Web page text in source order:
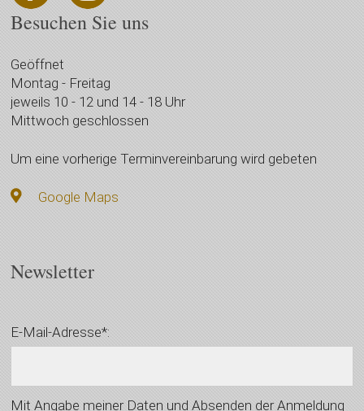
Besuchen Sie uns
Geöffnet
Montag - Freitag
jeweils 10 - 12 und 14 - 18 Uhr
Mittwoch geschlossen
Um eine vorherige Terminvereinbarung wird gebeten
Google Maps
Newsletter
E-Mail-Adresse*:
Mit Angabe meiner Daten und Absenden der Anmeldung